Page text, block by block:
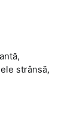
strânsă,